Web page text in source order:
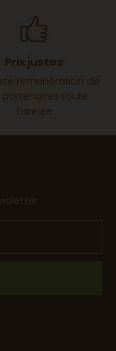
Prix justes
rémunération de
partenaires toute
l’année